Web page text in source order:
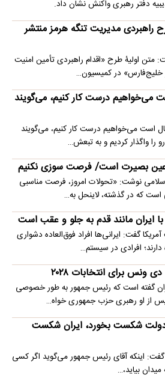
دفتر رهبری واکنش نشان داد.
راهبردی مدیریت تنگه هرمز منتشر
اولیۀ طرح «اقدام راهبردی تأمین امنیت
خلیج‌فارس» در کمیسیون…
سال است می‌خواهیم درست کار کنیم، می‌گویند
پزشکیان گفت: ۴۷ سال است می‌خواهیم درست کار کنیم، می‌گویند
را واگذار کردیم و به تبعش…
عین بصیرت است/ فرصت سوزی نکنیم
نوشت: «تحولات امروز، فرصت مناسبی
که در گذشته، لاینحل به…
ایران مانند قدم به جلو و عقب است
گفت: ایرانی‌ها افراد فوق‌العاده دشواری
افرادی در سیستم…
برای انتخابات ۲۰۲۸
گفته است که رئیس جمهور به طور خصوصی
از او رهبری حزب جمهوری خواه…
شکست بخورد، ایران شکست
اینکه آقای رئیس جمهور می‌گوید اگر کسی
بیاید،…